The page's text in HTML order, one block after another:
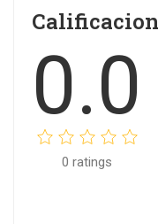
0.0
0 ratings